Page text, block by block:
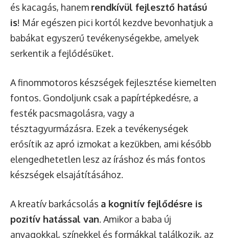
és kacagás, hanem rendkívül fejlesztő hatású
is! Már egészen pici kortól kezdve bevonhatjuk a
babákat egyszerű tevékenységekbe, amelyek
serkentik a fejlődésüket.
A finommotoros készségek fejlesztése kiemelten
fontos. Gondoljunk csak a papírtépkedésre, a
festék pacsmagolásra, vagy a
tésztagyurmázásra. Ezek a tevékenységek
erősítik az apró izmokat a kezükben, ami később
elengedhetetlen lesz az íráshoz és más fontos
készségek elsajátításához.
A kreatív barkácsolás a kognitív fejlődésre is
pozitív hatással van. Amikor a baba új
anyagokkal, színekkel és formákkal találkozik, az